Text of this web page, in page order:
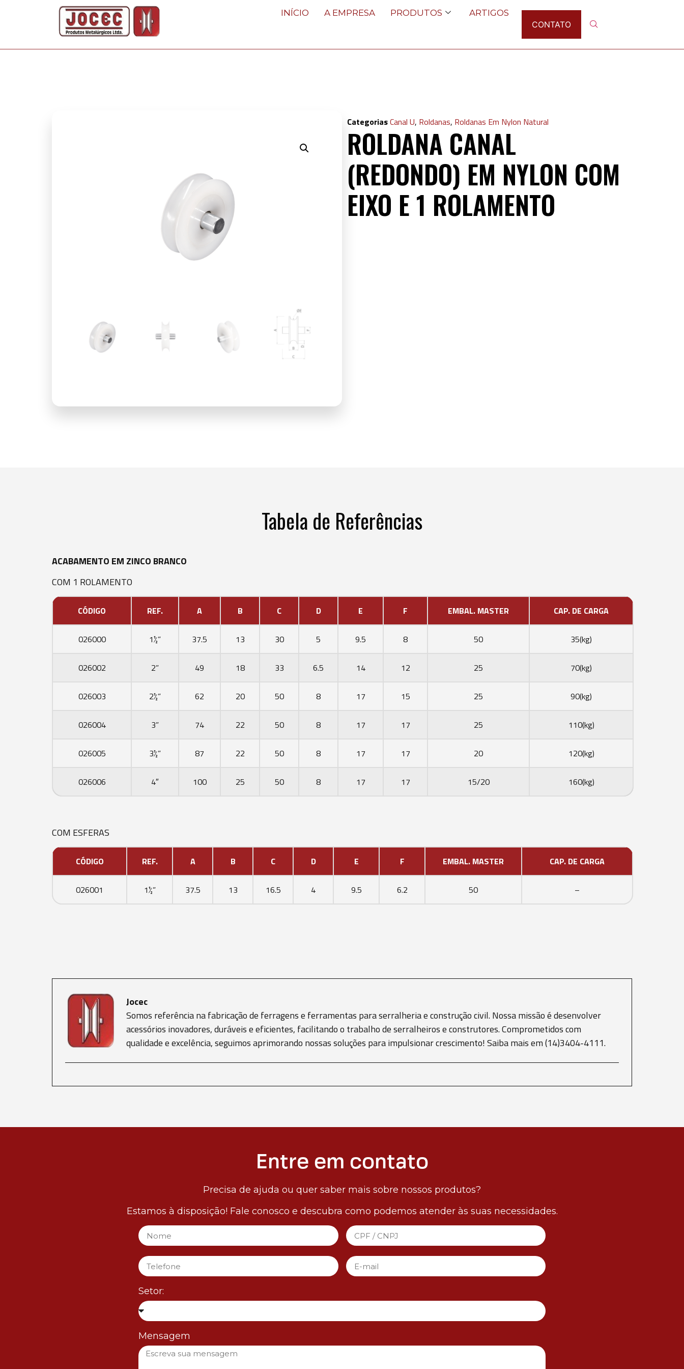
INÍCIO A EMPRESA PRODUTOS
ARTIGOS
CONTATO
CategoriasCanal U, Roldanas, Roldanas Em Nylon Natural
ROLDANA CANAL
(REDONDO) EM NYLON COM
EIXO E 1 ROLAMENTO
Tabela de Referências
ACABAMENTO EM ZINCO BRANCO
COM 1 ROLAMENTO
CÓDIGO REF. A B C D E F EMBAL. MASTER CAP. DE CARGA
026000 1½” 37.5 13 30 5 9.5 8 50 35(kg)
026002 2” 49 18 33 6.5 14 12 25 70(kg)
026003 2½” 62 20 50 8 17 15 25 90(kg)
026004 3” 74 22 50 8 17 17 25 110(kg)
026005 3½” 87 22 50 8 17 17 20 120(kg)
026006 4″ 100 25 50 8 17 17 15/20 160(kg)
COM ESFERAS
CÓDIGO REF. A B C D E F EMBAL. MASTER CAP. DE CARGA
026001 1½” 37.5 13 16.5 4 9.5 6.2 50 –
Jocec
Somos referência na fabricação de ferragens e ferramentas para serralheria e construção civil. Nossa missão é desenvolver
acessórios inovadores, duráveis e eficientes, facilitando o trabalho de serralheiros e construtores. Comprometidos com
qualidade e excelência, seguimos aprimorando nossas soluções para impulsionar crescimento! Saiba mais em (14)3404-4111.
Entre em contato
Precisa de ajuda ou quer saber mais sobre nossos produtos?
Estamos à disposição! Fale conosco e descubra como podemos atender às suas necessidades.
Setor:
Mensagem